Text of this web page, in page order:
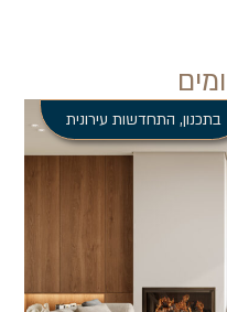
התחדשות עירונית